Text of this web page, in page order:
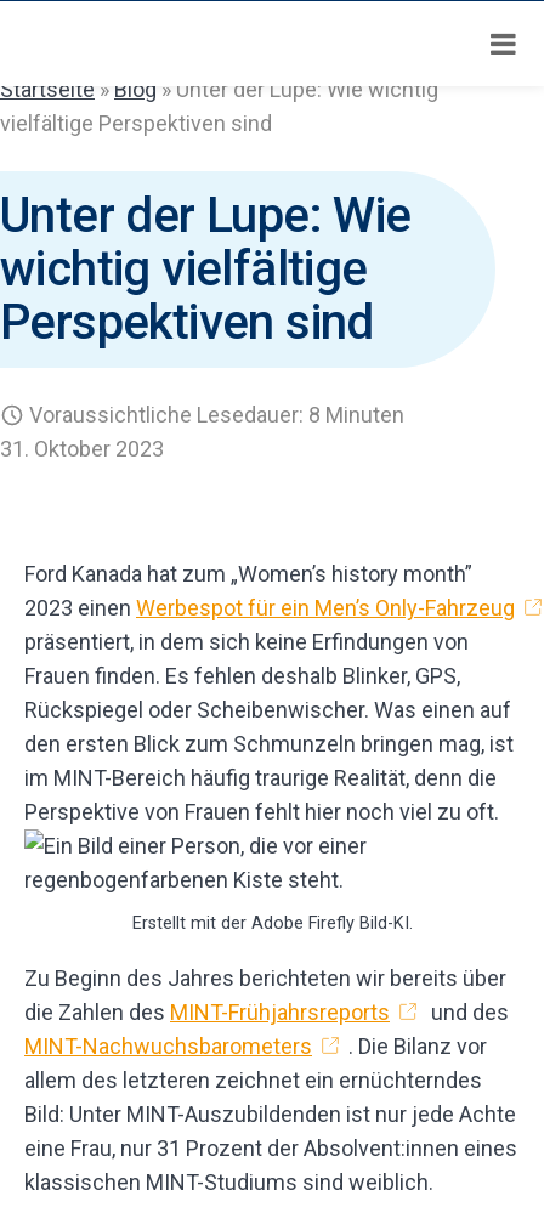
springen
Startseite » Blog » Unter der Lupe: Wie wichtig
vielfältige Perspektiven sind
Unter der Lupe: Wie
wichtig vielfältige
Perspektiven sind
Voraussichtliche Lesedauer: 8 Minuten
31. Oktober 2023
Ford Kanada hat zum „Women’s history month”
2023 einen Werbespot für ein Men’s Only-Fahrzeug
präsentiert, in dem sich keine Erfindungen von
Frauen finden. Es fehlen deshalb Blinker, GPS,
Rückspiegel oder Scheibenwischer. Was einen auf
den ersten Blick zum Schmunzeln bringen mag, ist
im MINT-Bereich häufig traurige Realität, denn die
Perspektive von Frauen fehlt hier noch viel zu oft.
Erstellt mit der Adobe Firefly Bild-KI.
Zu Beginn des Jahres berichteten wir bereits über
die Zahlen des MINT-Frühjahrsreports
und des
MINT-Nachwuchsbarometers
. Die Bilanz vor
allem des letzteren zeichnet ein ernüchterndes
Bild: Unter MINT-Auszubildenden ist nur jede Achte
eine Frau, nur 31 Prozent der Absolvent:innen eines
klassischen MINT-Studiums sind weiblich.